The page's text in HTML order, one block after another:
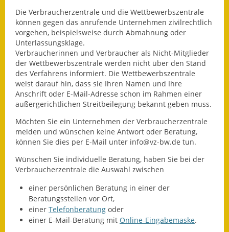
Termine &
Veranstaltungen
Wirtschaft
Ausschreibung von
Baumaßnahmen
Firmenliste
Die Verbraucherzentrale und die Wettbewerbszentrale
können gegen das anrufende Unternehmen zivilrechtlich
vorgehen, beispielsweise durch Abmahnung oder
Unterlassungsklage.
Verbraucherinnen und Verbraucher als Nicht-Mitglieder
der Wettbewerbszentrale werden nicht über den Stand
des Verfahrens informiert. Die Wettbewerbszentrale
weist darauf hin, dass sie Ihren Namen und Ihre
Anschrift oder E-Mail-Adresse schon im Rahmen einer
außergerichtlichen Streitbeilegung bekannt geben muss.
Möchten Sie ein Unternehmen der Verbraucherzentrale
melden und wünschen keine Antwort oder Beratung,
können Sie dies per E-Mail unter info@vz-bw.de tun.
Wünschen Sie individuelle Beratung, haben Sie bei der
Verbraucherzentrale die Auswahl zwischen
einer persönlichen Beratung in einer der
Beratungsstellen vor Ort,
einer Telefonberatungoder
einer E-Mail-Beratung mit Online-Eingabemaske.